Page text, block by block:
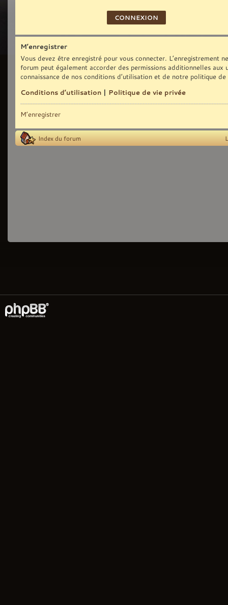
M’enregistrer
Vous devez être enregistré pour vous connecter. L’enregistrement
forum peut également accorder des permissions additionnelles
connaissance de nos conditions d’utilisation et de notre politique
Conditions d’utilisation | Politique de vie privée
M’enregistrer
Index du forum